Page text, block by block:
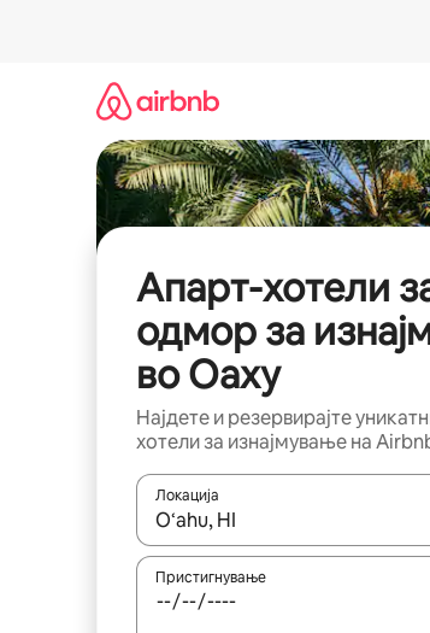
Апарт-хотели
одмор за
во Оаху
Најдете и резервирајте
хотели за изнајмување на
Локација
Кога резултатите се достапни,
Пристигнување